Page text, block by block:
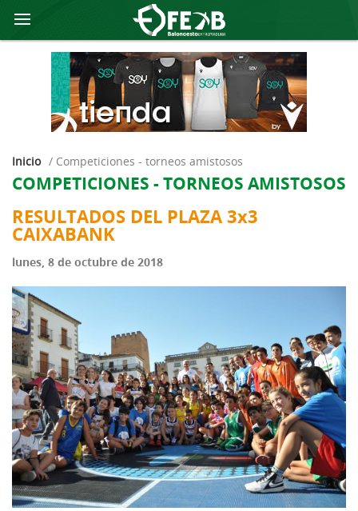
Inicio / competiciones - torneos amistosos
COMPETICIONES - TORNEOS AMISTOSOS
RESULTADOS DEL PLAZA 3x3
CAIXABANK
lunes, 8 de octubre de 2018